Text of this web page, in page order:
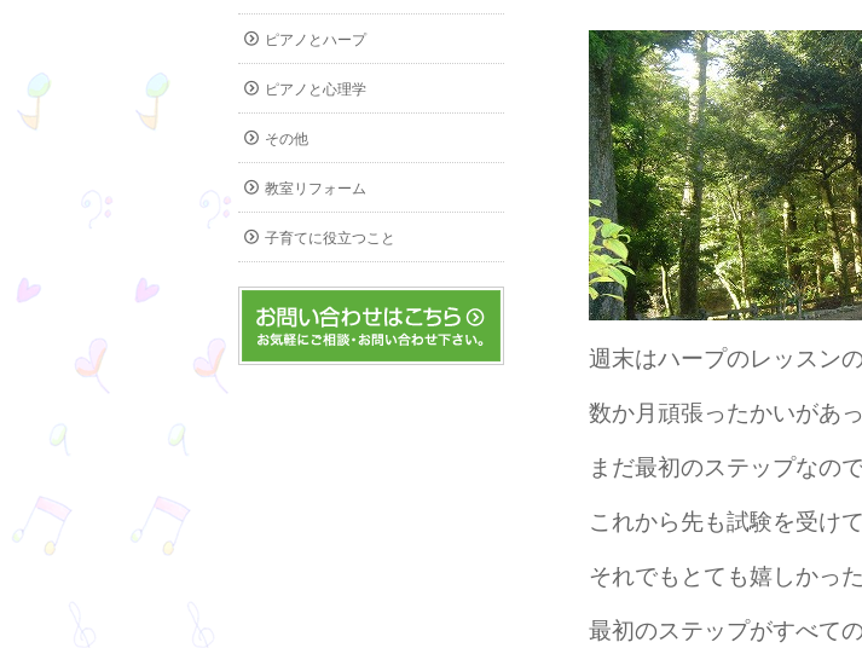
週末はハープのレッスン
数か月頑張ったかいがあ
まだ最初のステップなので
これから先も試験を受け
それでもとても嬉しかった
最初のステップがすべて
ピアノとハープ
ピアノと心理学
その他
教室リフォーム
子育てに役立つこと